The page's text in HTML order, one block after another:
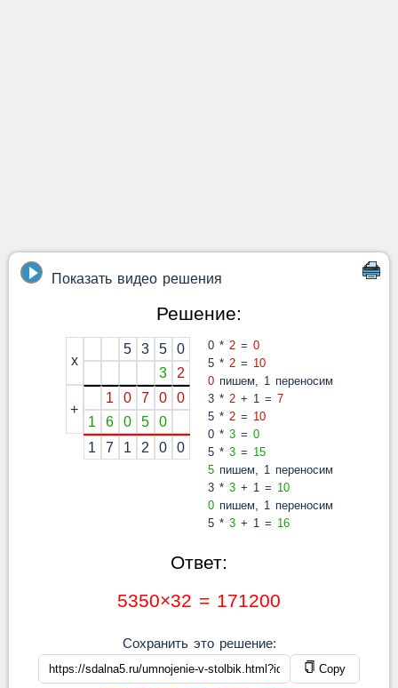
Показать видео решения
Решение:
x
5 3 5
0
3
2
+
1 0 7 0
0
1
6 0 5
0
1
7 1 2 0 0
0 * 2= 0
5 * 2= 10
0пишем, 1 переносим
3 * 2+ 1 = 7
5 * 2= 10
0 * 3= 0
5 * 3= 15
5пишем, 1 переносим
3 * 3+ 1 = 10
0пишем, 1 переносим
5 * 3+ 1 = 16
Ответ:
5350×32 = 171200
Сохранить это решение:
Copy